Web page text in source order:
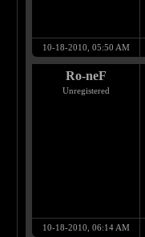
10-18-2010, 05:50 AM
Ro-neF
Unregistered
10-18-2010, 06:14 AM